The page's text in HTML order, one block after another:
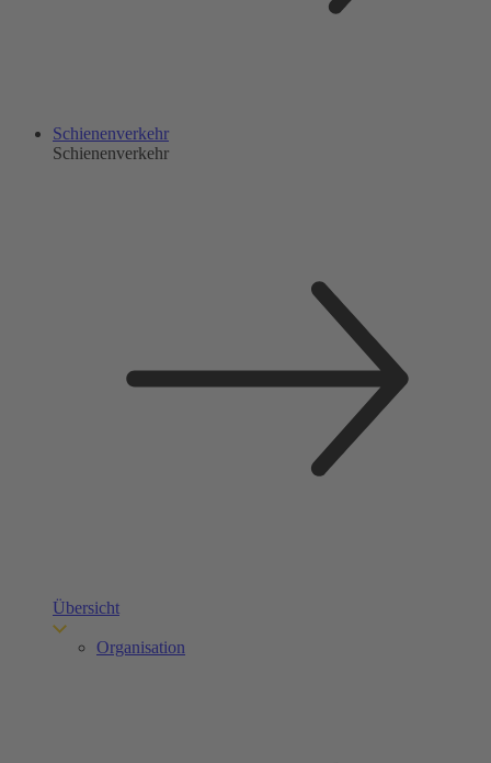
Schienenverkehr
Schienenverkehr
Übersicht
Organisation